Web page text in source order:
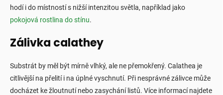
u
hodí i do místností s nižší intenzitou světla, například jako
pokojová rostlina do stínu.
Zálivka calathey
Substrát by měl být mírně vlhký, ale ne přemokřený. Calathea je
citlivější na přelití i na úplné vyschnutí. Při nesprávné zálivce může
docházet ke žloutnutí nebo zasychání listů. Více informací najdete